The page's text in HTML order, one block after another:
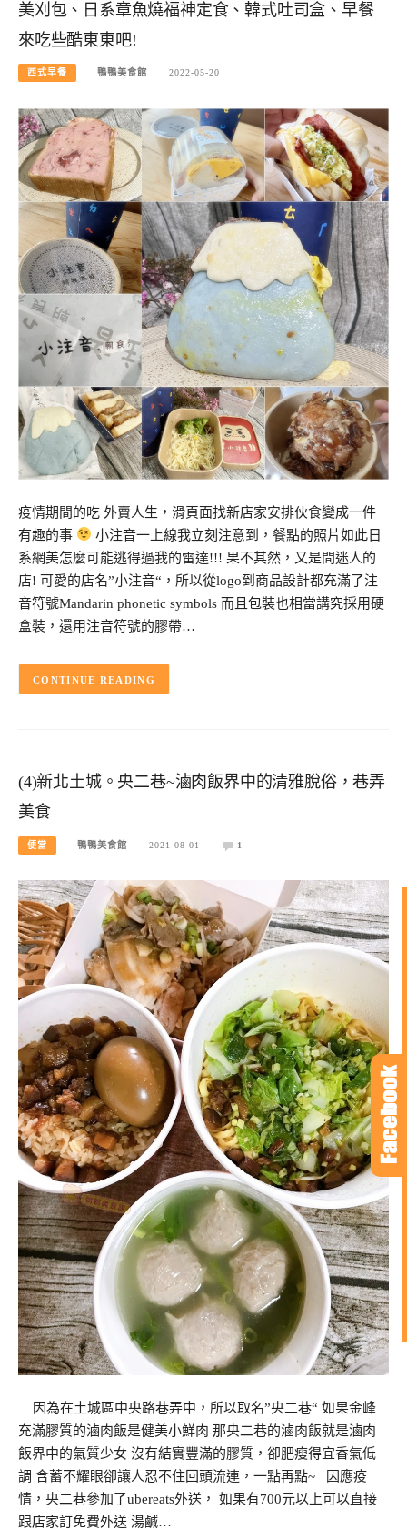
美刈包、日系章魚燒福神定食、韓式吐司盒、早餐
來吃些酷東東吧!
西式早餐 鴨鴨美食館 2022-05-20
疫情期間的吃 外賣人生，滑頁面找新店家安排伙食變成一件
有趣的事
小注音一上線我立刻注意到，餐點的照片如此日
系網美怎麼可能逃得過我的雷達!!! 果不其然，又是間迷人的
店! 可愛的店名”小注音“，所以從logo到商品設計都充滿了注
音符號Mandarin phonetic symbols 而且包裝也相當講究採用硬
盒裝，還用注音符號的膠帶…
CONTINUE READING
(4)新北土城。央二巷~滷肉飯界中的清雅脫俗，巷弄
美食
便當 鴨鴨美食館 2021-08-01 1
因為在土城區中央路巷弄中，所以取名”央二巷“ 如果金峰
充滿膠質的滷肉飯是健美小鮮肉 那央二巷的滷肉飯就是滷肉
飯界中的氣質少女 沒有結實豐滿的膠質，卻肥瘦得宜香氣低
調 含蓄不耀眼卻讓人忍不住回頭流連，一點再點~ 因應疫
情，央二巷參加了ubereats外送， 如果有700元以上可以直接
跟店家訂免費外送 湯鹹…